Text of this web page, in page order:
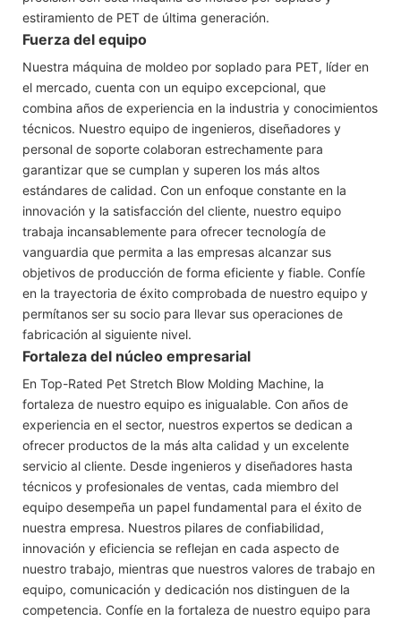
estiramiento de PET de última generación.
Fuerza del equipo
Nuestra máquina de moldeo por soplado para PET, líder en
el mercado, cuenta con un equipo excepcional, que
combina años de experiencia en la industria y conocimientos
técnicos. Nuestro equipo de ingenieros, diseñadores y
personal de soporte colaboran estrechamente para
garantizar que se cumplan y superen los más altos
estándares de calidad. Con un enfoque constante en la
innovación y la satisfacción del cliente, nuestro equipo
trabaja incansablemente para ofrecer tecnología de
vanguardia que permita a las empresas alcanzar sus
objetivos de producción de forma eficiente y fiable. Confíe
en la trayectoria de éxito comprobada de nuestro equipo y
permítanos ser su socio para llevar sus operaciones de
fabricación al siguiente nivel.
Fortaleza del núcleo empresarial
En Top-Rated Pet Stretch Blow Molding Machine, la
fortaleza de nuestro equipo es inigualable. Con años de
experiencia en el sector, nuestros expertos se dedican a
ofrecer productos de la más alta calidad y un excelente
servicio al cliente. Desde ingenieros y diseñadores hasta
técnicos y profesionales de ventas, cada miembro del
equipo desempeña un papel fundamental para el éxito de
nuestra empresa. Nuestros pilares de confiabilidad,
innovación y eficiencia se reflejan en cada aspecto de
nuestro trabajo, mientras que nuestros valores de trabajo en
equipo, comunicación y dedicación nos distinguen de la
competencia. Confíe en la fortaleza de nuestro equipo para